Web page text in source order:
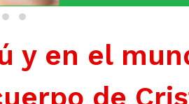
y en el
de